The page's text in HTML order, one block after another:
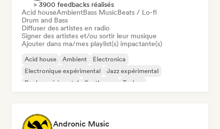
> 3900 feedbacks réalisés
Acid houseAmbientBass MusicBeats / Lo-fi
Drum and Bass
Diffuser des artistes en radio
Signer des artistes et/ou sortir leur musique
Ajouter dans ma/mes playlist(s) impactante(s)
Acid house Ambient
Electronica
Electronique expérimental
Jazz expérimental
Rock expérimental
Synthwave Techno
Andronic Music